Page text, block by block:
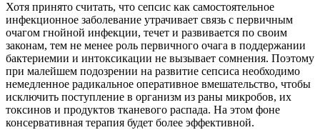
Хотя принято считать, что сепсис как самостоятельное
инфекционное заболевание утрачивает связь с первичным
очагом гнойной инфекции, течет и развивается по своим
законам, тем не менее роль первичного очага в поддержании
бактериемии и интоксикации не вызывает сомнения. Поэтому
при малейшем подозрении на развитие сепсиса необходимо
немедленное радикальное оперативное вмешательство, чтобы
исключить поступление в организм из раны микробов, их
токсинов и продуктов тканевого распада. На этом фоне
консервативная терапия будет более эффективной.